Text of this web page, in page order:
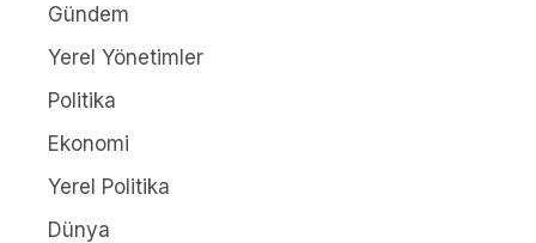
Gündem
Yerel Yönetimler
Politika
Ekonomi
Yerel Politika
Dünya